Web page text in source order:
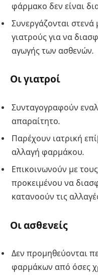
φάρμακο δεν είναι
Συνεργάζονται
γιατρούς για να
αγωγής των ασθενών.
Οι γιατροί
Συνταγογραφούν
απαραίτητο.
Παρέχουν ιατρική
αλλαγή φαρμάκου.
Επικοινωνούν με
προκειμένου να
κατανοούν τις
Οι ασθενείς
Δεν προμηθεύονται
φαρμάκων από όσες